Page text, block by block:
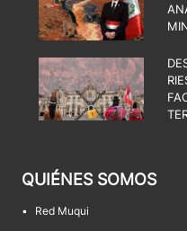
QUIÉNES SOMOS
• Red Muqui